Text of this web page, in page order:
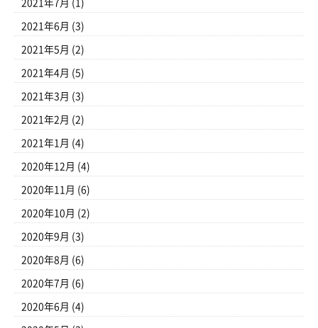
2021年7月 (1)
2021年6月 (3)
2021年5月 (2)
2021年4月 (5)
2021年3月 (3)
2021年2月 (2)
2021年1月 (4)
2020年12月 (4)
2020年11月 (6)
2020年10月 (2)
2020年9月 (3)
2020年8月 (6)
2020年7月 (6)
2020年6月 (4)